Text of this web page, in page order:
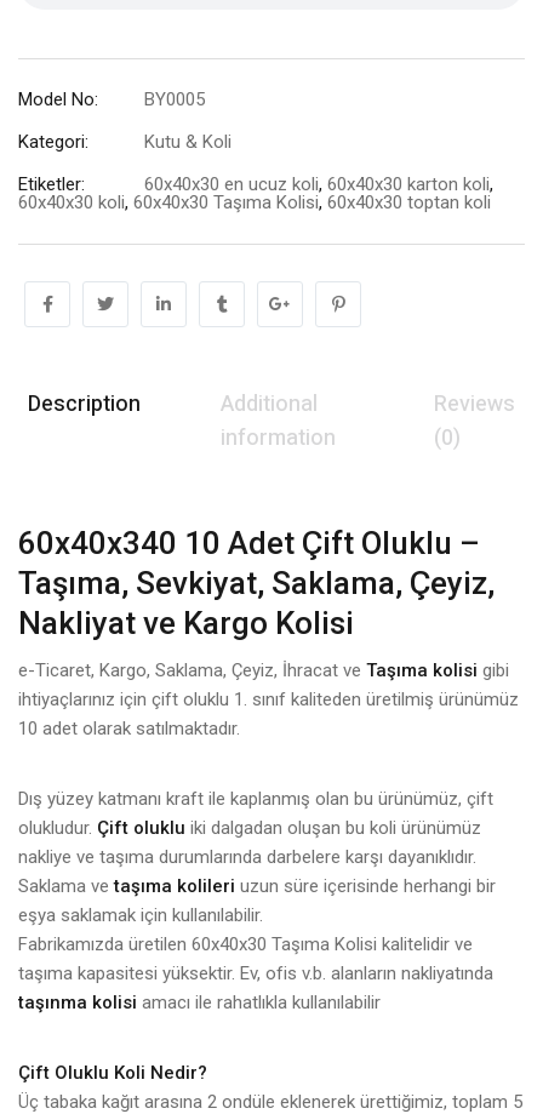
Model No:
BY0005
Kategori:
Kutu & Koli
Etiketler:
60x40x30 en ucuz koli, 60x40x30 karton koli,
60x40x30 koli, 60x40x30 Taşıma Kolisi, 60x40x30 toptan koli
Description
Additional
information
Reviews
(0)
60x40x340 10 Adet Çift Oluklu –
Taşıma, Sevkiyat, Saklama, Çeyiz,
Nakliyat ve Kargo Kolisi
e-Ticaret, Kargo, Saklama, Çeyiz, İhracat ve Taşıma kolisi gibi
ihtiyaçlarınız için çift oluklu 1. sınıf kaliteden üretilmiş ürünümüz
10 adet olarak satılmaktadır.
Dış yüzey katmanı kraft ile kaplanmış olan bu ürünümüz, çift
olukludur. Çift oluklu iki dalgadan oluşan bu koli ürünümüz
nakliye ve taşıma durumlarında darbelere karşı dayanıklıdır.
Saklama vetaşıma kolileri uzun süre içerisinde herhangi bir
eşya saklamak için kullanılabilir.
Fabrikamızda üretilen 60x40x30 Taşıma Kolisi kalitelidir ve
taşıma kapasitesi yüksektir. Ev, ofis v.b. alanların nakliyatında
taşınma kolisi amacı ile rahatlıkla kullanılabilir
Çift Oluklu Koli Nedir?
Üç tabaka kağıt arasına 2 ondüle eklenerek ürettiğimiz, toplam 5